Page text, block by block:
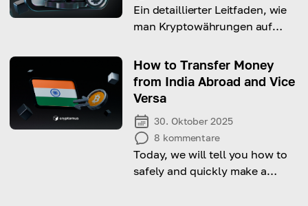
Ein detaillierter Leitfaden, wie
man Kryptowährungen auf
verkauft
How to Transfer Money
from India Abroad and Vice
Versa
30. Oktober 2025
8 kommentare
Today, we will tell you how to
safely and quickly make a